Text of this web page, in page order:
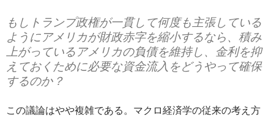
もしトランプ政権が一貫して何度も主張している
ようにアメリカが財政赤字を縮小するなら、積み
上がっているアメリカの負債を維持し、金利を抑
えておくために必要な資金流入をどうやって確保
するのか？
この議論はやや複雑である。マクロ経済学の従来の考え方